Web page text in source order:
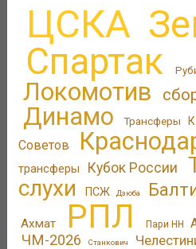
ЦСКА
Спартак
Локомотив
Динамо Трансферы
Советов
трансферы
Кубок России
слухи
ПСЖ Дзюба
Ахмат РПЛ Пари НН
ЧМ-2026 Станкович